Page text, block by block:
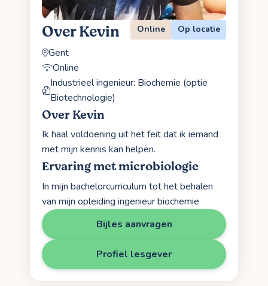
Over Kevin Online Op locatie
Gent
Online
Industrieel ingenieur: Biochemie (optie
Biotechnologie)
Over Kevin
Ik haal voldoening uit het feit dat ik iemand
met mijn kennis kan helpen.
Ervaring met microbiologie
In mijn bachelorcurriculum tot het behalen
van mijn opleiding ingenieur biochemie
Bijles aanvragen
Profiel lesgever